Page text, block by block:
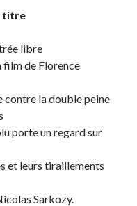
titre
libre
film de Florence
contre la double peine
porte un regard sur
et leurs tiraillements
Sarkozy.